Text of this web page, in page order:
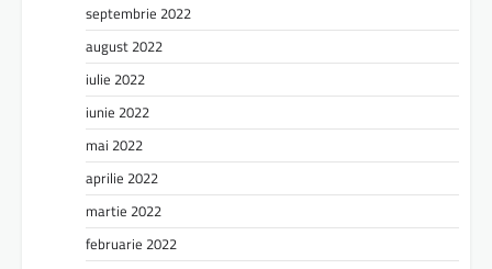
septembrie 2022
august 2022
iulie 2022
iunie 2022
mai 2022
aprilie 2022
martie 2022
februarie 2022